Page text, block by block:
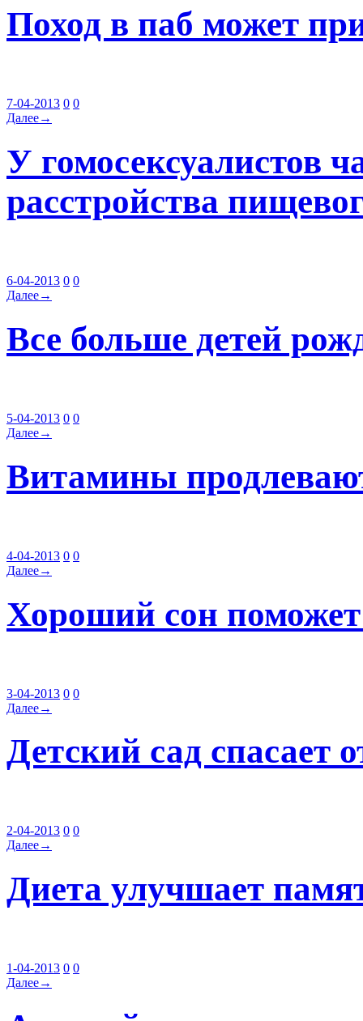
Поход в паб может
7-04-2013 0 0
Далее→
У гомосексуалистов
расстройства
6-04-2013 0 0
Далее→
Все больше детей
5-04-2013 0 0
Далее→
Витамины
4-04-2013 0 0
Далее→
Хороший сон поможет
3-04-2013 0 0
Далее→
Детский сад спасает
2-04-2013 0 0
Далее→
Диета улучшает
1-04-2013 0 0
Далее→